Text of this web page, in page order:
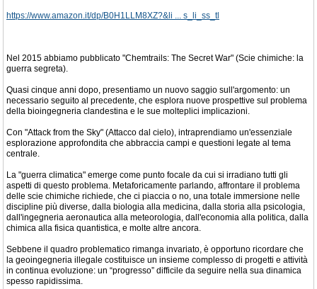
https://www.amazon.it/dp/B0H1LLM8XZ?&li ... s_li_ss_tl
Nel 2015 abbiamo pubblicato "Chemtrails: The Secret War" (Scie chimiche: la
guerra segreta).
Quasi cinque anni dopo, presentiamo un nuovo saggio sull'argomento: un
necessario seguito al precedente, che esplora nuove prospettive sul problema
della bioingegneria clandestina e le sue molteplici implicazioni.
Con "Attack from the Sky" (Attacco dal cielo), intraprendiamo un'essenziale
esplorazione approfondita che abbraccia campi e questioni legate al tema
centrale.
La "guerra climatica" emerge come punto focale da cui si irradiano tutti gli
aspetti di questo problema. Metaforicamente parlando, affrontare il problema
delle scie chimiche richiede, che ci piaccia o no, una totale immersione nelle
discipline più diverse, dalla biologia alla medicina, dalla storia alla psicologia,
dall'ingegneria aeronautica alla meteorologia, dall'economia alla politica, dalla
chimica alla fisica quantistica, e molte altre ancora.
Sebbene il quadro problematico rimanga invariato, è opportuno ricordare che
la geoingegneria illegale costituisce un insieme complesso di progetti e attività
in continua evoluzione: un “progresso” difficile da seguire nella sua dinamica
spesso rapidissima.